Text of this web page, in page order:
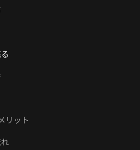
リット